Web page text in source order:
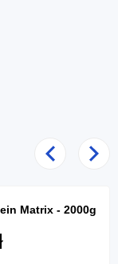
Poprzedni
Matrix - 2000g